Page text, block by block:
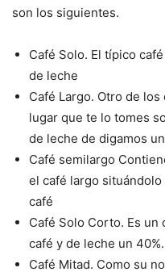
son los siguientes.
Café Solo. El típico
de leche
Café Largo. Otro de
lugar que te lo tomes
de leche de digamos un
Café semilargo
el café largo situándolo
café
Café Solo Corto. Es un
café y de leche un 40%.
Café Mitad. Como su